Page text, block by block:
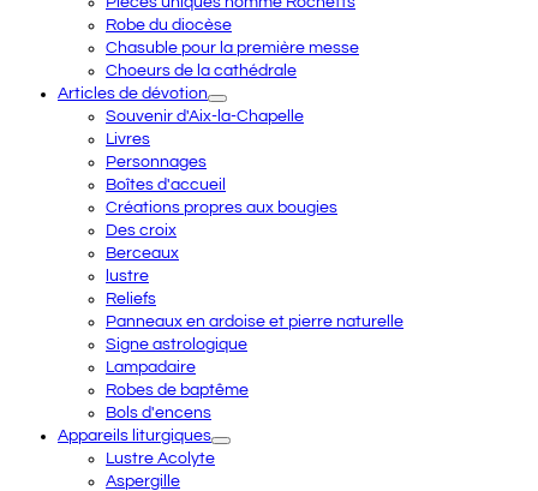
Robe du diocèse
Chasuble pour la première messe
Choeurs de la cathédrale
Articles de dévotion
Souvenir d'Aix-la-Chapelle
Livres
Personnages
Boîtes d'accueil
Créations propres aux bougies
Des croix
Berceaux
lustre
Reliefs
Panneaux en ardoise et pierre naturelle
Signe astrologique
Lampadaire
Robes de baptême
Bols d'encens
Appareils liturgiques
Lustre Acolyte
Aspergille